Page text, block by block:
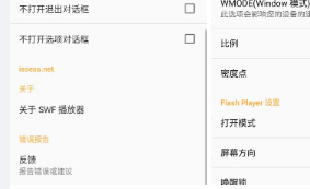
其他
983款应用
末日游戏
1408款应用
游戏攻略
软件教程
8款应用